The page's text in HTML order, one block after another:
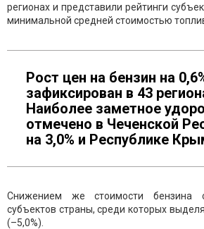
регионах и представили рейтинги
минимальной средней стоимостью
Рост цен на бензин на
зафиксирован в 43
Наиболее заметное
отмечено в Чеченской
на 3,0% и Республике
Снижением же стоимости бензина
субъектов страны, среди которых
(–5,0%).